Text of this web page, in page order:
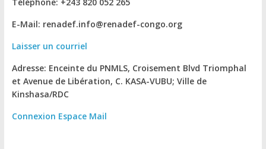
E-Mail: renadef.info@renadef-congo.org
Laisser un courriel
Adresse: Enceinte du PNMLS, Croisement Blvd Triomphal
et Avenue de Libération, C. KASA-VUBU; Ville de
Kinshasa/RDC
Connexion Espace Mail